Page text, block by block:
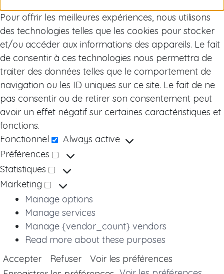
Pour offrir les meilleures expériences, nous utilisons
des technologies telles que les cookies pour stocker
et/ou accéder aux informations des appareils. Le fait
de consentir à ces technologies nous permettra de
traiter des données telles que le comportement de
navigation ou les ID uniques sur ce site. Le fait de ne
pas consentir ou de retirer son consentement peut
avoir un effet négatif sur certaines caractéristiques et
fonctions.
Fonctionnel
Always active
Préférences
Statistiques
Marketing
Marketing
Manage options
Manage services
Manage {vendor_count} vendors
Read more about these purposes
Accepter
Refuser
Voir les préférences